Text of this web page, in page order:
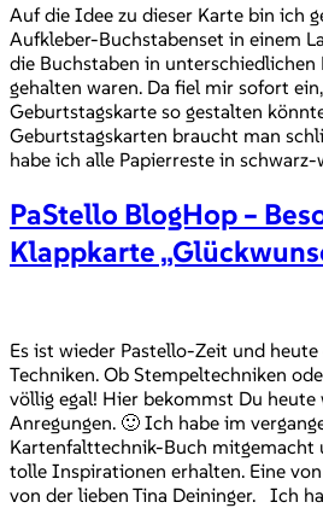
Auf die Idee zu dieser Karte bin ich
Aufkleber-Buchstabenset in einem
die Buchstaben in unterschiedlichen
gehalten waren. Da fiel mir sofort
Geburtstagskarte so gestalten
Geburtstagskarten braucht man
habe ich alle Papierreste in
PaStello BlogHop –
Klappkarte
Es ist wieder Pastello-Zeit und
Techniken. Ob Stempeltechniken
völlig egal! Hier bekommst Du heute
Anregungen. 🙂 Ich habe im
Kartenfalttechnik-Buch mitgemacht
tolle Inspirationen erhalten. Eine
von der lieben Tina Deininger. Ich